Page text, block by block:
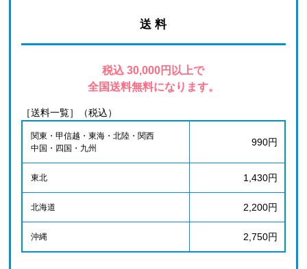
送 料
税込 30,000円以上で
全国送料無料になります。
［送料一覧］（税込）
関東・甲信越・東海・北陸・関西
中国・四国・九州
990円
東北 1,430円
北海道 2,200円
沖縄 2,750円